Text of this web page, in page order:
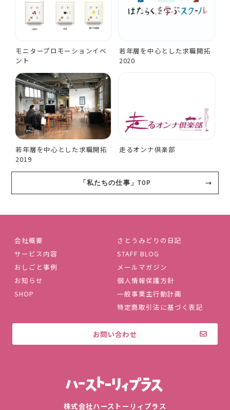
モニタープロモーションイベ
ント
若年層を中心とした求職開拓
2020
若年層を中心とした求職開拓
2019
走るオンナ倶楽部
「私たちの仕事」TOP
会社概要
サービス内容
おしごと事例
お知らせ
SHOP
さとうみどりの日記
STAFF BLOG
メールマガジン
個人情報保護方針
一般事業主行動計画
特定商取引法に基づく表記
お問い合わせ
株式会社ハーストーリィプラス